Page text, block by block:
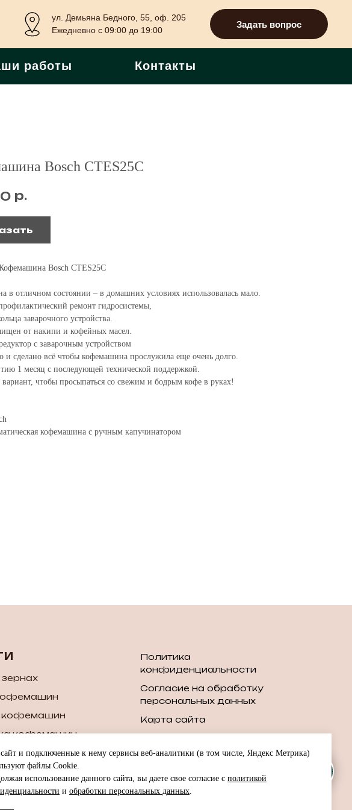
ул. Демьяна Бедного, 55, оф. 205
Ежедневно с 09:00 до 19:00
Задать вопрос
работы Контакты
Bosch CTES25C
р.
Bosch CTES25C
в отличном состоянии – в домашних условиях использовалась мало.
ремонт гидросистемы,
заварочного устройства.
от накипи и кофейных масел.
с заварочным устройством
и сделано всё чтобы кофемашина прослужила еще очень долго.
1 месяц с последующей технической поддержкой.
чтобы просыпаться со свежим и бодрым кофе в руках!
кофемашина с ручным капучинатором
кофемашин
кофемашин
б/у кофемашин
для кофемашин
и ремонт
аппаратов
Политика
конфиденциальности
Согласие на обработку
персональных данных
Карта сайта
и подключенные к нему сервисы веб-аналитики (в том числе, Яндекс Метрика)
файлы Cookie.
использование данного сайта, вы даете свое согласие с политикой
и обработки персональных данных.